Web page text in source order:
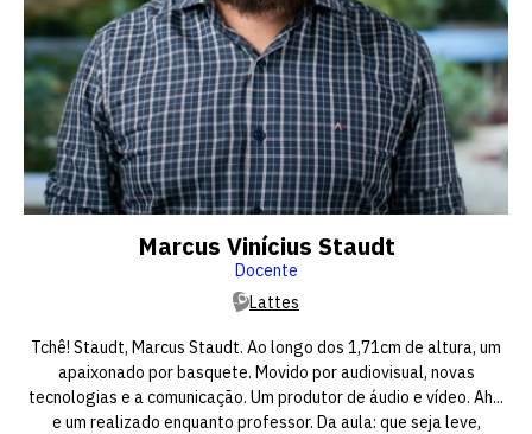
Marcus Vinícius Staudt
Docente
Lattes
Tchê! Staudt, Marcus Staudt. Ao longo dos 1,71cm de altura, um
apaixonado por basquete. Movido por audiovisual, novas
tecnologias e a comunicação. Um produtor de áudio e vídeo. Ah...
e um realizado enquanto professor. Da aula: que seja leve,